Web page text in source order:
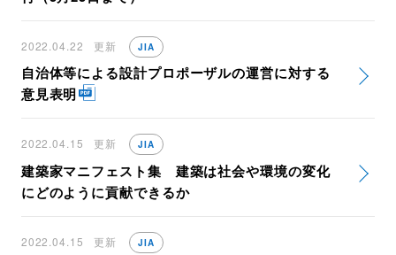
2022.04.22 更新 JIA
自治体等による設計プロポーザルの運営に対する
意見表明
2022.04.15 更新 JIA
建築家マニフェスト集 建築は社会や環境の変化
にどのように貢献できるか
2022.04.15 更新 JIA